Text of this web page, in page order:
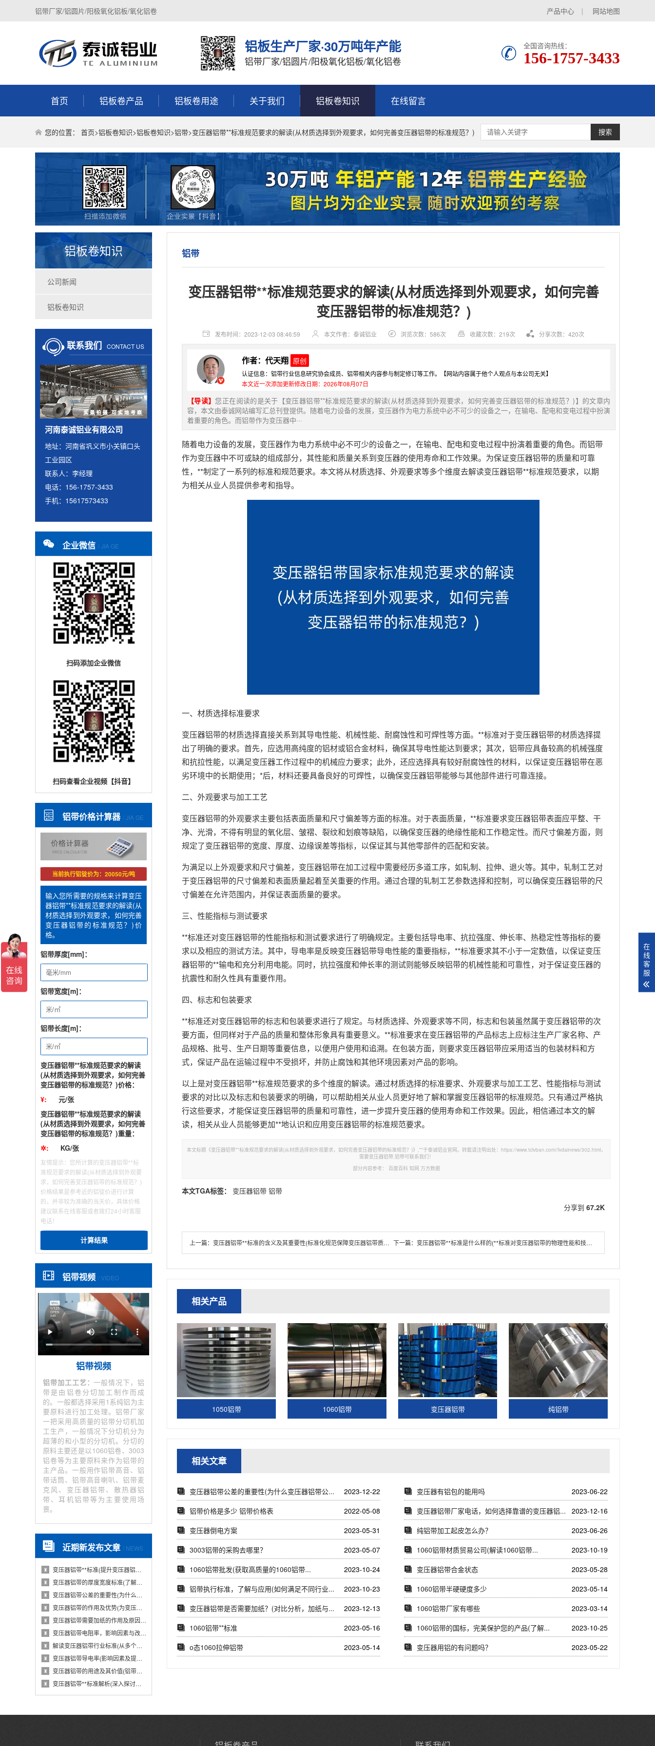
产品中心 | 网站地图
铝带厂家/铝圆片/阳极氧化铝板/氧化铝卷
铝板生产厂家·30万吨年产能
铝带厂家/铝圆片/阳极氧化铝板/氧化铝卷
全国咨询热线：
156-1757-3433
首页 铝板卷产品 铝板卷用途 关于我们 铝板卷知识 在线留言
搜索
您的位置： 首页>铝板卷知识>铝板卷知识>铝带>变压器铝带**标准规范要求的解读(从材质选择到外观要求，如何完善变压器铝带的标准规范？)
铝板卷知识
公司新闻
铝板卷知识
联系我们 CONTACT US
河南泰诚铝业有限公司
地址：河南省巩义市小关镇口头
工业园区
联系人：李经理
电话：156-1757-3433
手机：15617573433
企业微信 / JIA GE
扫码添加企业微信
扫码查看企业视频【抖音】
铝带价格计算器 / JIA GE
当前执行铝锭价为：20050元/吨
输入您所需要的规格来计算变压
器铝带**标准规范要求的解读(从
材质选择到外观要求，如何完善
变压器铝带的标准规范？)价
格。
铝带厚度[mm]：
铝带宽度[m]：
铝带长度[m]：
变压器铝带**标准规范要求的解读
(从材质选择到外观要求，如何完善
变压器铝带的标准规范？)价格：
¥:
元/张
变压器铝带**标准规范要求的解读
(从材质选择到外观要求，如何完善
变压器铝带的标准规范？)重量：
✲:
KG/张
友情提示：您所计算的变压器铝带**标
准规范要求的解读(从材质选择到外观要
求，如何完善变压器铝带的标准规范？)
价格结果是参考近的铝锭价进行计算
的，并非较为准确的当天价，具体价格
建议联系在线客服或者拨打24小时客服
电话！
计算结果
铝带视频 / VIDEO
铝带视频
铝带加工工艺：一般情况下，铝
带是由铝卷分切加工制作而成
的。一般都选择采用1系纯铝为主
要原料进行加工处理。铝带厂家
一把采用高质量的铝带分切机加
工生产，一般情况下分切机分为
超薄的和小型的分切机。分切的
原料主要还是以1060铝卷、3003
铝卷等为主要原料来作为铝带的
主产品。一般用作铝带高音、铝
带话筒、铝带高音喇叭、铝带麦
克风、变压器铝带、散热器铝
带、耳机铝带等为主要使用场
景。
近期新发布文章 / NEWS
♜ 变压器铝带**标准(提升变压器铝带质量的国···
♜ 变压器铝带的厚度宽度标准(了解变压器铝带的···
♜ 变压器铝带公差的重要性(为什么变压器铝带公···
♜ 变压器铝带的作用及优势(为变压器提供导电性···
♜ 变压器铝带需要加纸的作用及原因(从电气性能···
♜ 变压器铝带电阻率，影响因素与改进措施(分析···
♜ 解读变压器铝带行业标准(从多个维度探究变压···
♜ 变压器铝带导电率(影响因素及提高方法)
♜ 变压器铝带的用途及其价值(铝带在变压器中的···
♜ 变压器铝带**标准解析(深入探讨变压器铝带···
铝带
变压器铝带**标准规范要求的解读(从材质选择到外观要求，如何完善
变压器铝带的标准规范？)
发布时间：2023-12-03 08:46:59 本文作者：泰诚铝业 浏览次数：586次 收藏次数：219次 分享次数：420次
作者：代天翔 原创
认证信息：铝带行业信息研究协会成员、铝带相关内容参与制定修订等工作。【网站内容属于他个人观点与本公司无关】
本文近一次添加更新修改日期：2026年08月07日
【导读】您正在阅读的是关于【变压器铝带**标准规范要求的解读(从材质选择到外观要求，如何完善变压器铝带的标准规范？)】的文章内
容，本文由泰诚网站编写汇总刊登提供。随着电力设备的发展，变压器作为电力系统中必不可少的设备之一，在输电、配电和变电过程中扮演
着重要的角色。而铝带作为变压器中···
随着电力设备的发展，变压器作为电力系统中必不可少的设备之一，在输电、配电和变电过程中扮演着重要的角色。而铝带
作为变压器中不可或缺的组成部分，其性能和质量关系到变压器的使用寿命和工作效果。为保证变压器铝带的质量和可靠
性，**制定了一系列的标准和规范要求。本文将从材质选择、外观要求等多个维度去解读变压器铝带**标准规范要求，以期
为相关从业人员提供参考和指导。
一、材质选择标准要求
变压器铝带的材质选择直接关系到其导电性能、机械性能、耐腐蚀性和可焊性等方面。**标准对于变压器铝带的材质选择提
出了明确的要求。首先，应选用高纯度的铝材或铝合金材料，确保其导电性能达到要求；其次，铝带应具备较高的机械强度
和抗拉性能，以满足变压器工作过程中的机械应力要求；此外，还应选择具有较好耐腐蚀性的材料，以保证变压器铝带在恶
劣环境中的长期使用；*后，材料还要具备良好的可焊性，以确保变压器铝带能够与其他部件进行可靠连接。
二、外观要求与加工工艺
变压器铝带的外观要求主要包括表面质量和尺寸偏差等方面的标准。对于表面质量，**标准要求变压器铝带表面应平整、干
净、光滑，不得有明显的氧化层、皱褶、裂纹和划痕等缺陷，以确保变压器的绝缘性能和工作稳定性。而尺寸偏差方面，则
规定了变压器铝带的宽度、厚度、边缘误差等指标，以保证其与其他零部件的匹配和安装。
为满足以上外观要求和尺寸偏差，变压器铝带在加工过程中需要经历多道工序，如轧制、拉伸、退火等。其中，轧制工艺对
于变压器铝带的尺寸偏差和表面质量起着至关重要的作用。通过合理的轧制工艺参数选择和控制，可以确保变压器铝带的尺
寸偏差在允许范围内，并保证表面质量的要求。
三、性能指标与测试要求
**标准还对变压器铝带的性能指标和测试要求进行了明确规定。主要包括导电率、抗拉强度、伸长率、热稳定性等指标的要
求以及相应的测试方法。其中，导电率是反映变压器铝带导电性能的重要指标，**标准要求其不小于一定数值，以保证变压
器铝带的**输电和充分利用电能。同时，抗拉强度和伸长率的测试则能够反映铝带的机械性能和可靠性，对于保证变压器的
抗震性和耐久性具有重要作用。
四、标志和包装要求
**标准还对变压器铝带的标志和包装要求进行了规定。与材质选择、外观要求等不同，标志和包装虽然属于变压器铝带的次
要方面，但同样对于产品的质量和整体形象具有重要意义。**标准要求在变压器铝带的产品标志上应标注生产厂家名称、产
品规格、批号、生产日期等重要信息，以便用户使用和追溯。在包装方面，则要求变压器铝带应采用适当的包装材料和方
式，保证产品在运输过程中不受损坏，并防止腐蚀和其他环境因素对产品的影响。
以上是对变压器铝带**标准规范要求的多个维度的解读。通过材质选择的标准要求、外观要求与加工工艺、性能指标与测试
要求的对比以及标志和包装要求的明确，可以帮助相关从业人员更好地了解和掌握变压器铝带的标准规范。只有通过严格执
行这些要求，才能保证变压器铝带的质量和可靠性，进一步提升变压器的使用寿命和工作效果。因此，相信通过本文的解
读，相关从业人员能够更加**地认识和应用变压器铝带的标准规范要求。
本文标题《变压器铝带**标准规范要求的解读(从材质选择到外观要求，如何完善变压器铝带的标准规范？)》,**于泰诚铝业官网。转载请注明出处：https://www.tclvban.com//lvdainews/302.html，
需要变压器铝带,铝带可联系我们！
部分内容参考：
百度百科 知网 万方数据
本文TGA标签： 变压器铝带 铝带
分享到 67.2K
上一篇： 变压器铝带**标准的含义及其重要性(标准化规范保障变压器铝带质量和应用效果) 下一篇： 变压器铝带**标准是什么样的(**标准对变压器铝带的物理性能和技术要求)
相关产品
1050铝带 1060铝带 变压器铝带 纯铝带
相关文章
变压器铝带公差的重要性(为什么变压器铝带公... 2023-12-22 变压器有铝包的能用吗
2023-06-22
铝带价格是多少 铝带价格表
2022-05-08 变压器铝带厂家电话，如何选择靠谱的变压器铝...
2023-12-16
变压器倒电方案
2023-05-31 纯铝带加工起皮怎么办？
2023-06-26
3003铝带的采购去哪里？
2023-05-07 1060铝带材质贸易公司(解读1060铝带...
2023-10-19
1060铝带批发(获取高质量的1060铝带...
2023-10-24 变压器铝带合金状态
2023-05-28
铝带执行标准，了解与应用(如何满足不同行业...
2023-10-23 1060铝带半硬硬度多少
2023-05-14
变压器铝带是否需要加纸？(对比分析，加纸与...
2023-12-13 1060铝带厂家有哪些
2023-03-14
1060铝带**标准
2023-05-16 1060铝带的国标，完美保护您的产品(了解...
2023-10-25
o态1060拉伸铝带
2023-05-14 变压器用铝的有问题吗？ 2023-05-22
在
线
客
服